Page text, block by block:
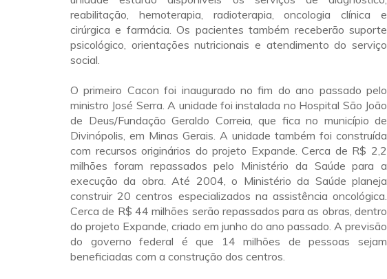
reabilitação, hemoterapia, radioterapia, oncologia clínica e
cirúrgica e farmácia. Os pacientes também receberão suporte
psicológico, orientações nutricionais e atendimento do serviço
social.
O primeiro Cacon foi inaugurado no fim do ano passado pelo
ministro José Serra. A unidade foi instalada no Hospital São João
de Deus/Fundação Geraldo Correia, que fica no município de
Divinópolis, em Minas Gerais. A unidade também foi construída
com recursos originários do projeto Expande. Cerca de R$ 2,2
milhões foram repassados pelo Ministério da Saúde para a
execução da obra. Até 2004, o Ministério da Saúde planeja
construir 20 centros especializados na assistência oncológica.
Cerca de R$ 44 milhões serão repassados para as obras, dentro
do projeto Expande, criado em junho do ano passado. A previsão
do governo federal é que 14 milhões de pessoas sejam
beneficiadas com a construção dos centros.